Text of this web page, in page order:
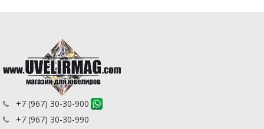
+7 (967) 30-30-900
+7 (967) 30-30-990